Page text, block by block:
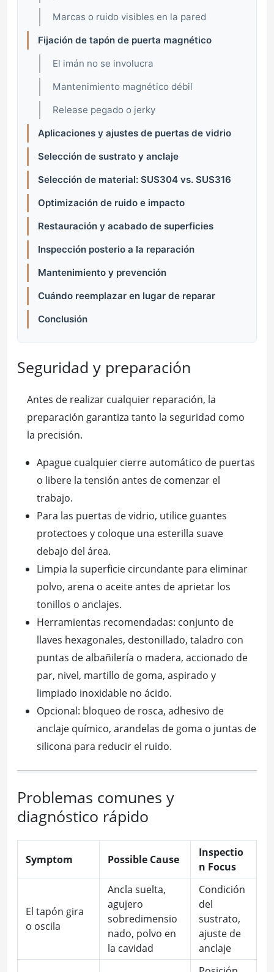
Marcas o ruido visibles en la pared
Fijación de tapón de puerta magnético
El imán no se involucra
Mantenimiento magnético débil
Release pegado o jerky
Aplicaciones y ajustes de puertas de vidrio
Selección de sustrato y anclaje
Selección de material: SUS304 vs. SUS316
Optimización de ruido e impacto
Restauración y acabado de superficies
Inspección posterio a la reparación
Mantenimiento y prevención
Cuándo reemplazar en lugar de reparar
Conclusión
Seguridad y preparación
Antes de realizar cualquier reparación, la
preparación garantiza tanto la seguridad como
la precisión.
Apague cualquier cierre automático de puertas
o libere la tensión antes de comenzar el
trabajo.
Para las puertas de vidrio, utilice guantes
protectoes y coloque una esterilla suave
debajo del área.
Limpia la superficie circundante para eliminar
polvo, arena o aceite antes de aprietar los
tonillos o anclajes.
Herramientas recomendadas: conjunto de
llaves hexagonales, destonillado, taladro con
puntas de albañilería o madera, accionado de
par, nivel, martillo de goma, aspirado y
limpiado inoxidable no ácido.
Opcional: bloqueo de rosca, adhesivo de
anclaje químico, arandelas de goma o juntas de
silicona para reducir el ruido.
Problemas comunes y
diagnóstico rápido
Symptom Possible Cause
Inspectio
n Focus
El tapón gira
o oscila
Ancla suelta,
agujero
sobredimensio
nado, polvo en
la cavidad
Condición
del
sustrato,
ajuste de
anclaje